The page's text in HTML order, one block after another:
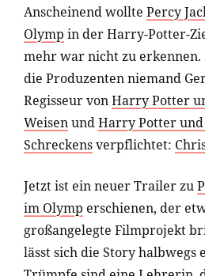
Anscheinend wollte Percy
Olymp in der Harry-Potter-
mehr war nicht zu erkennen.
die Produzenten niemand
Regisseur vonHarry Potter
WeisenundHarry Potter
Schreckensverpflichtet:
Jetzt ist ein neuer Trailer zu
im Olymp erschienen, der
großangelegte Filmprojekt
lässt sich die Story halbwegs